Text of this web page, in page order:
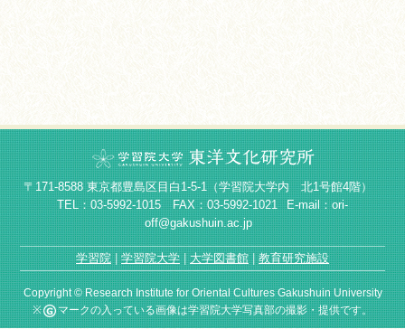
〒171-8588 東京都豊島区目白1-5-1（学習院大学内 北1号館4階）
TEL：03-5992-1015 FAX：03-5992-1021
E-mail：ori-
off@gakushuin.ac.jp
学習院 学習院大学 大学図書館 教育研究施設
Copyright © Research Institute for Oriental Cultures Gakushuin University
※
マークの入っている画像は学習院大学写真部の撮影・提供です。